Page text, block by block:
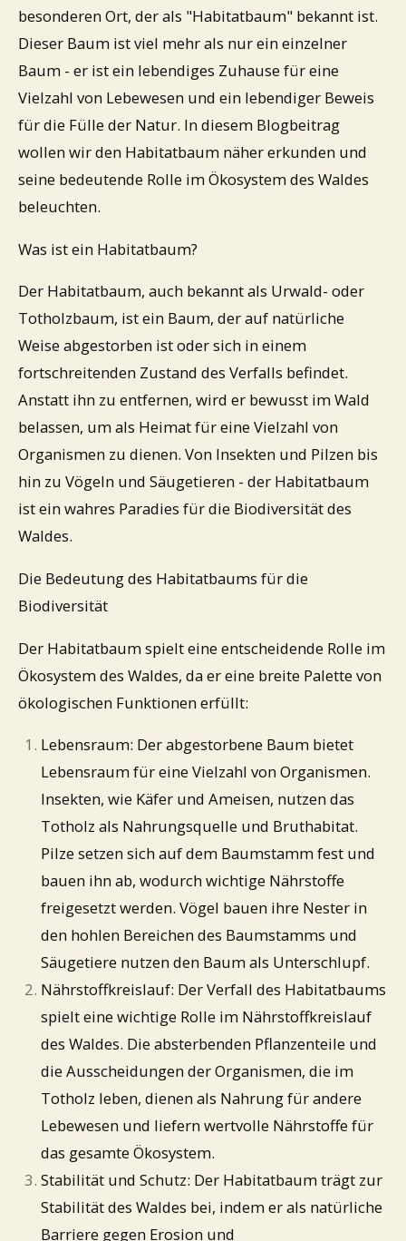
besonderen Ort, der als "Habitatbaum" bekannt ist.
Dieser Baum ist viel mehr als nur ein einzelner
Baum - er ist ein lebendiges Zuhause für eine
Vielzahl von Lebewesen und ein lebendiger Beweis
für die Fülle der Natur. In diesem Blogbeitrag
wollen wir den Habitatbaum näher erkunden und
seine bedeutende Rolle im Ökosystem des Waldes
beleuchten.
Was ist ein Habitatbaum?
Der Habitatbaum, auch bekannt als Urwald- oder
Totholzbaum, ist ein Baum, der auf natürliche
Weise abgestorben ist oder sich in einem
fortschreitenden Zustand des Verfalls befindet.
Anstatt ihn zu entfernen, wird er bewusst im Wald
belassen, um als Heimat für eine Vielzahl von
Organismen zu dienen. Von Insekten und Pilzen bis
hin zu Vögeln und Säugetieren - der Habitatbaum
ist ein wahres Paradies für die Biodiversität des
Waldes.
Die Bedeutung des Habitatbaums für die
Biodiversität
Der Habitatbaum spielt eine entscheidende Rolle im
Ökosystem des Waldes, da er eine breite Palette von
ökologischen Funktionen erfüllt:
Lebensraum: Der abgestorbene Baum bietet
Lebensraum für eine Vielzahl von Organismen.
Insekten, wie Käfer und Ameisen, nutzen das
Totholz als Nahrungsquelle und Bruthabitat.
Pilze setzen sich auf dem Baumstamm fest und
bauen ihn ab, wodurch wichtige Nährstoffe
freigesetzt werden. Vögel bauen ihre Nester in
den hohlen Bereichen des Baumstamms und
Säugetiere nutzen den Baum als Unterschlupf.
Nährstoffkreislauf: Der Verfall des Habitatbaums
spielt eine wichtige Rolle im Nährstoffkreislauf
des Waldes. Die absterbenden Pflanzenteile und
die Ausscheidungen der Organismen, die im
Totholz leben, dienen als Nahrung für andere
Lebewesen und liefern wertvolle Nährstoffe für
das gesamte Ökosystem.
Stabilität und Schutz: Der Habitatbaum trägt zur
Stabilität des Waldes bei, indem er als natürliche
Barriere gegen Erosion und